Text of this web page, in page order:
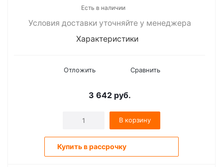
Есть в наличии
Условия доставки уточняйте у менеджера
Характеристики
Отложить Сравнить
3 642 руб.
В корзину
Купить в рассрочку